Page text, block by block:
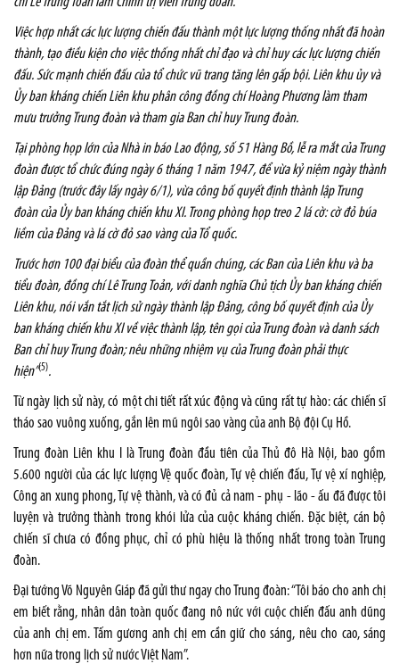
Việc hợp nhất các lực lượng chiến đấu thành một lực lượng thống nhất đã hoàn
thành, tạo điều kiện cho việc thống nhất chỉ đạo và chỉ huy các lực lượng chiến
đấu. Sức mạnh chiến đấu của tổ chức vũ trang tăng lên gấp bội. Liên khu ủy và
Ủy ban kháng chiến Liên khu phân công đồng chí Hoàng Phương làm tham
mưu trưởng Trung đoàn và tham gia Ban chỉ huy Trung đoàn.
Tại phòng họp lớn của Nhà in báo Lao động, số 51 Hàng Bồ, lễ ra mắt của Trung
đoàn được tổ chức đúng ngày 6 tháng 1 năm 1947, để vừa kỷ niệm ngày thành
lập Đảng (trước đây lấy ngày 6/1), vừa công bố quyết định thành lập Trung
đoàn của Ủy ban kháng chiến khu XI. Trong phòng họp treo 2 lá cờ: cờ đỏ búa
liềm của Đảng và lá cờ đỏ sao vàng của Tổ quốc.
Trước hơn 100 đại biểu của đoàn thể quần chúng, các Ban của Liên khu và ba
tiểu đoàn, đồng chí Lê Trung Toản, với danh nghĩa Chủ tịch Ủy ban kháng chiến
Liên khu, nói vắn tắt lịch sử ngày thành lập Đảng, công bố quyết định của Ủy
ban kháng chiến khu XI về việc thành lập, tên gọi của Trung đoàn và danh sách
Ban chỉ huy Trung đoàn; nêu những nhiệm vụ của Trung đoàn phải thực
hiện”(5).
Từ ngày lịch sử này, có một chi tiết rất xúc động và cũng rất tự hào: các chiến sĩ
tháo sao vuông xuống, gắn lên mũ ngôi sao vàng của anh Bộ đội Cụ Hồ.
Trung đoàn Liên khu I là Trung đoàn đầu tiên của Thủ đô Hà Nội, bao gồm
5.600 người của các lực lượng Vệ quốc đoàn, Tự vệ chiến đấu, Tự vệ xí nghiệp,
Công an xung phong, Tự vệ thành, và có đủ cả nam - phụ - lão - ấu đã được tôi
luyện và trưởng thành trong khói lửa của cuộc kháng chiến. Đặc biệt, cán bộ
chiến sĩ chưa có đồng phục, chỉ có phù hiệu là thống nhất trong toàn Trung
đoàn.
Đại tướng Võ Nguyên Giáp đã gửi thư ngay cho Trung đoàn: “Tôi báo cho anh chị
em biết rằng, nhân dân toàn quốc đang nô nức với cuộc chiến đấu anh dũng
của anh chị em. Tấm gương anh chị em cần giữ cho sáng, nêu cho cao, sáng
hơn nữa trong lịch sử nước Việt Nam”.